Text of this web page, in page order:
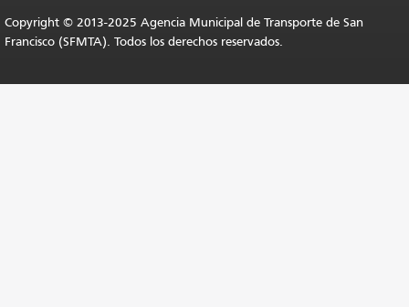
Copyright © 2013-2025 Agencia Municipal de Transporte de San
Francisco (SFMTA). Todos los derechos reservados.